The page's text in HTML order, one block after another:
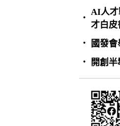
•
AI人才
才白皮
• 國發
• 開創